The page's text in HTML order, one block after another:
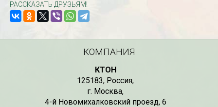
РАССКАЗАТЬ ДРУЗЬЯМ!
КОМПАНИЯ
КТОН
125183, Россия,
г. Москва,
4-й Новомихалковский проезд, 6